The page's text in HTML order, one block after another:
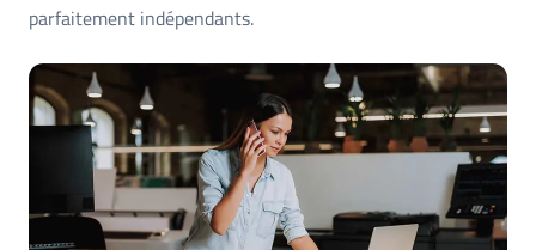
parfaitement indépendants.